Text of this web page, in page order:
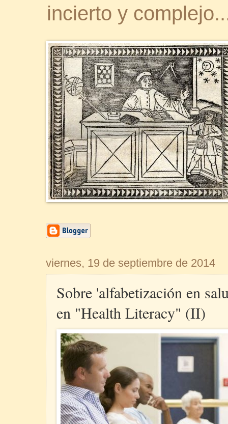
incierto y
viernes, 19 de septiembre de 2014
Sobre 'alfabetización en
en "Health Literacy" (II)